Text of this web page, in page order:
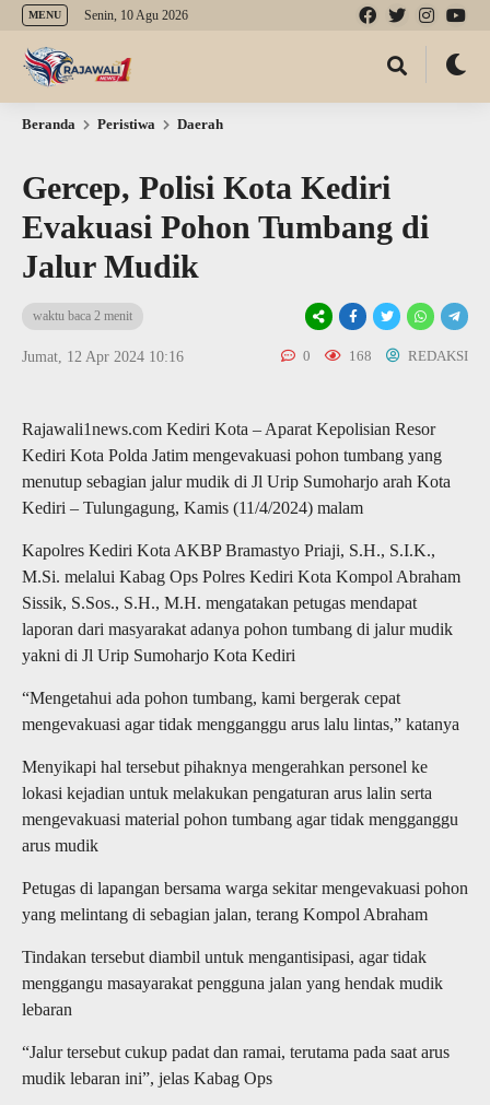
MENU Senin, 10 Agu 2026
Beranda Peristiwa Daerah
Gercep, Polisi Kota Kediri
Evakuasi Pohon Tumbang di
Jalur Mudik
waktu baca 2 menit
Jumat, 12 Apr 2024 10:16 0 168 REDAKSI
Rajawali1news.com Kediri Kota – Aparat Kepolisian Resor
Kediri Kota Polda Jatim mengevakuasi pohon tumbang yang
menutup sebagian jalur mudik di Jl Urip Sumoharjo arah Kota
Kediri – Tulungagung, Kamis (11/4/2024) malam
Kapolres Kediri Kota AKBP Bramastyo Priaji, S.H., S.I.K.,
M.Si. melalui Kabag Ops Polres Kediri Kota Kompol Abraham
Sissik, S.Sos., S.H., M.H. mengatakan petugas mendapat
laporan dari masyarakat adanya pohon tumbang di jalur mudik
yakni di Jl Urip Sumoharjo Kota Kediri
“Mengetahui ada pohon tumbang, kami bergerak cepat
mengevakuasi agar tidak mengganggu arus lalu lintas,” katanya
Menyikapi hal tersebut pihaknya mengerahkan personel ke
lokasi kejadian untuk melakukan pengaturan arus lalin serta
mengevakuasi material pohon tumbang agar tidak mengganggu
arus mudik
Petugas di lapangan bersama warga sekitar mengevakuasi pohon
yang melintang di sebagian jalan, terang Kompol Abraham
Tindakan tersebut diambil untuk mengantisipasi, agar tidak
menggangu masayarakat pengguna jalan yang hendak mudik
lebaran
“Jalur tersebut cukup padat dan ramai, terutama pada saat arus
mudik lebaran ini”, jelas Kabag Ops